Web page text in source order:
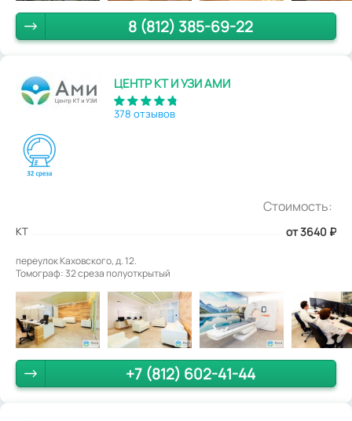
8 (812) 385-69-22
ЦЕНТР КТ И УЗИ АМИ
378 отзывов
Стоимость:
КТ от 3640 ₽
переулок Каховского, д. 12.
Томограф: 32 среза полуоткрытый
+7 (812) 602-41-44